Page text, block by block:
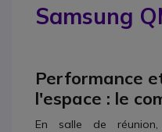
Samsung
Performance
l'espace : le
En salle de